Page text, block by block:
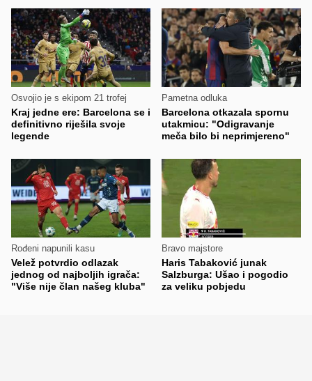
Osvojio je s ekipom 21 trofej
Kraj jedne ere: Barcelona se i
definitivno riješila svoje
legende
Pametna odluka
Barcelona otkazala spornu
utakmicu: "Odigravanje
meča bilo bi neprimjereno"
Rođeni napunili kasu
Velež potvrdio odlazak
jednog od najboljih igrača:
"Više nije član našeg kluba"
Bravo majstore
Haris Tabaković junak
Salzburga: Ušao i pogodio
za veliku pobjedu